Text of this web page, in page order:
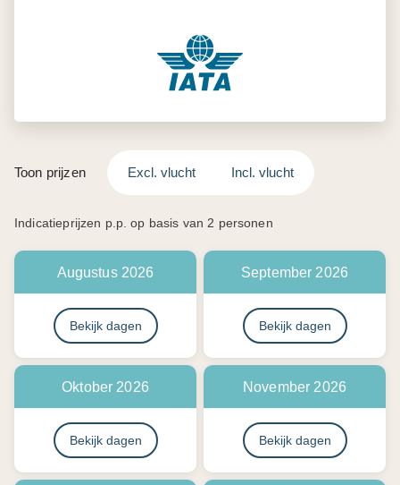
Toon prijzen Excl. vlucht Incl. vlucht
Indicatieprijzen p.p. op basis van 2 personen
Augustus 2026
Bekijk dagen
September 2026
Bekijk dagen
Oktober 2026
Bekijk dagen
November 2026
Bekijk dagen